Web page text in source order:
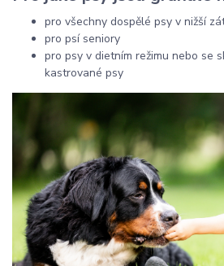
pro všechny dospělé psy v nižší
pro psí seniory
pro psy v dietním režimu nebo se
kastrované psy